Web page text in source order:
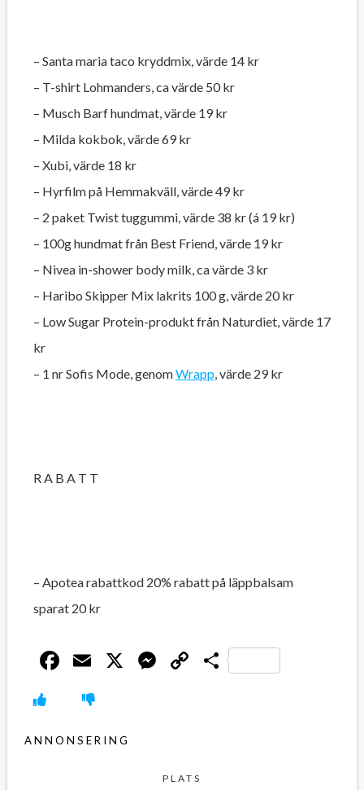
– Santa maria taco kryddmix, värde 14 kr
– T-shirt Lohmanders, ca värde 50 kr
– Musch Barf hundmat, värde 19 kr
– Milda kokbok, värde 69 kr
– Xubi, värde 18 kr
– Hyrfilm på Hemmakväll, värde 49 kr
– 2 paket Twist tuggummi, värde 38 kr (á 19 kr)
– 100g hundmat från Best Friend, värde 19 kr
– Nivea in-shower body milk, ca värde 3 kr
– Haribo Skipper Mix lakrits 100 g, värde 20 kr
– Low Sugar Protein-produkt från Naturdiet, värde 17
kr
– 1 nr Sofis Mode, genomWrapp, värde 29 kr
R A B A T T
– Apotea rabattkod 20% rabatt på läppbalsam
sparat 20 kr
Facebook
Email
X Messenger
CopyDela
ANNONSERING
PLATS